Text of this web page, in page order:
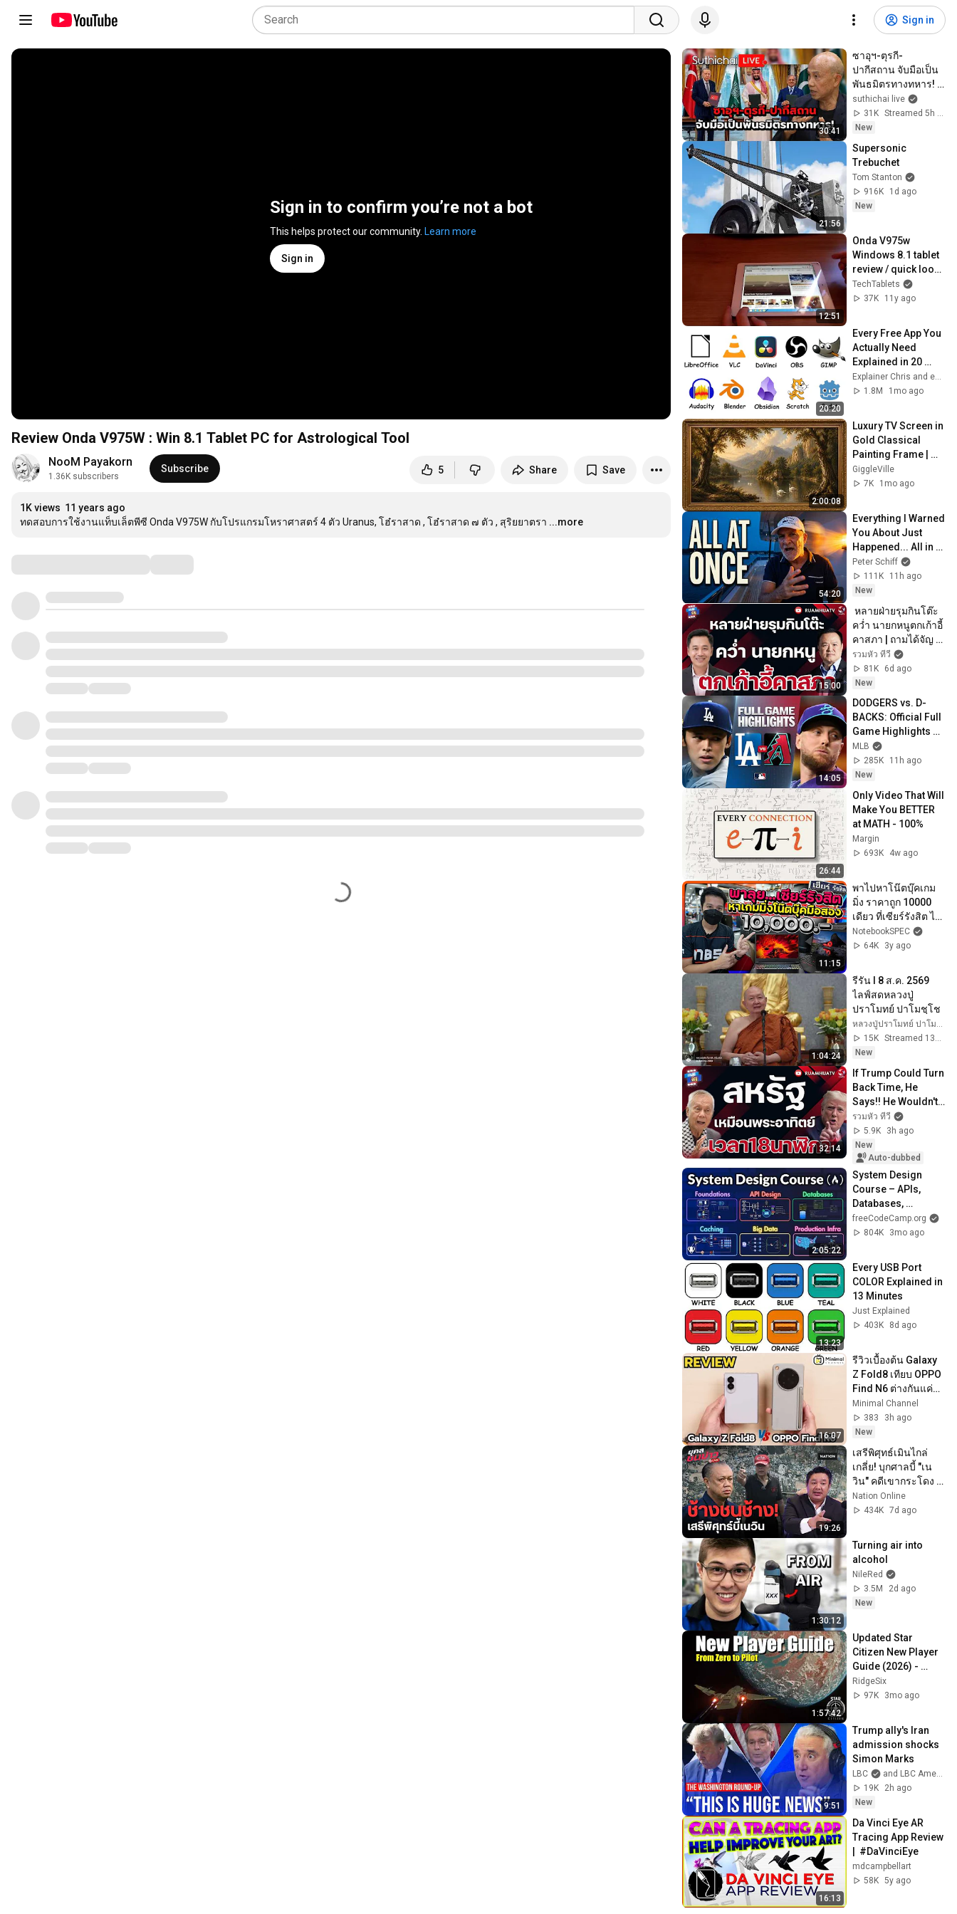
Sign in
Sign in to confirm you’re not a bot
This helps protect our community. Learn more
Sign in
Review Onda V975W : Win 8.1 Tablet PC for Astrological Tool
NooM Payakorn
1.36K subscribers
Subscribe 5 Share Save
1K views 11 years ago
ทดสอบการใช้งานแท็บเล็ตพีซี Onda V975W กับโปรแกรมโหราศาสตร์ 4 ตัว Uranus, โฮ๋ราสาด , โฮ๋ราสาด ๗ ตัว , สุริยยาตรา ...more
30:41
ซาอุฯ-ตุรกี-
ปากีสถาน จับมือเป็น
พันธมิตรทางทหาร!
Suthichai Live 8-8-
2569
suthichai live
31K
Streamed 5h ago
New
21:56
Supersonic
Trebuchet
Tom Stanton
916K
1d ago
New
12:51
Onda V975w
Windows 8.1 tablet
review / quick look
(English)
TechTablets
37K
11y ago
20:20
Every Free App You
Actually Need
Explained in 20
Minutes
Explainer Chris and explainerguy01
1.8M
1mo ago
2:00:08
Luxury TV Screen in
Gold Classical
Painting Frame |
Elegant TV
Wallpaper
GiggleVille
7K
1mo ago
54:20
Everything I Warned
You About Just
Happened... All in
One Week
Peter Schiff
111K
11h ago
New
15:00
หลายฝ่ายรุมกินโต๊ะ
คว่ำ นายกหนูตกเก้าอี้
คาสภา | ถามได้จัญ 2
สค 69
รวมหัว ทีวี
81K
6d ago
New
14:05
DODGERS vs. D-
BACKS: Official Full
Game Highlights
(August 7) | 2026
MLB Season
MLB
285K
11h ago
New
26:44
Only Video That Will
Make You BETTER
at MATH - 100%
Margin
693K
4w ago
11:15
พาไปหาโน๊ตบุ๊คเกม
มิ่ง ราคาถูก 10000
เดียว ที่เซียร์รังสิต ได้
เฉยยย!
NotebookSPEC
64K
3y ago
1:04:24
รีรัน l 8 ส.ค. 2569
ไลฟ์สดหลวงปู่
ปราโมทย์ ปาโมชฺโช
หลวงปู่ปราโมทย์ ปาโมชฺโช
15K
Streamed 13h ago
New
32:14
If Trump Could Turn
Back Time, He
Says!! He Wouldn't
Trust Netanyahu |
Tham Dai Jan Aug
8, 2026
รวมหัว ทีวี
5.9K
3h ago
New
Auto-dubbed
2:05:22
System Design
Course – APIs,
Databases,
Caching, CDNs,
Load Balancing &
freeCodeCamp.org
804K
3mo ago
13:23
Every USB Port
COLOR Explained in
13 Minutes
Just Explained
403K
8d ago
16:07
รีวิวเบื้องต้น Galaxy
Z Fold8 เทียบ OPPO
Find N6 ต่างกันแค่
ไหน?
Minimal Channel
383
3h ago
New
19:26
เสรีพิศุทธ์เมินไกล่
เกลี่ย! บุกศาลบี้ "เน
วิน" คดีเขากระโดง |
ยุคลชนข่าว LiVE
Nation Online
434K 7d ago
1:30:12
Turning air into
alcohol
NileRed
3.5M
2d ago
New
1:57:42
Updated Star
Citizen New Player
Guide (2026) -
Complete Beginner
Gameplay Tutorial
RidgeSix
97K
3mo ago
9:51
Trump ally's Iran
admission shocks
Simon Marks
LBC
and LBC America
19K
2h ago
New
16:13
Da Vinci Eye AR
Tracing App Review
|  #DaVinciEye
mdcampbellart
58K 5y ago